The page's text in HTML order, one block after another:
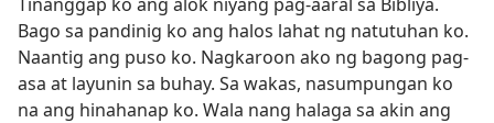
Bago sa pandinig ko ang halos lahat ng natutuhan ko.
Naantig ang puso ko. Nagkaroon ako ng bagong pag-
asa at layunin sa buhay. Sa wakas, nasumpungan ko
na ang hinahanap ko. Wala nang halaga sa akin ang